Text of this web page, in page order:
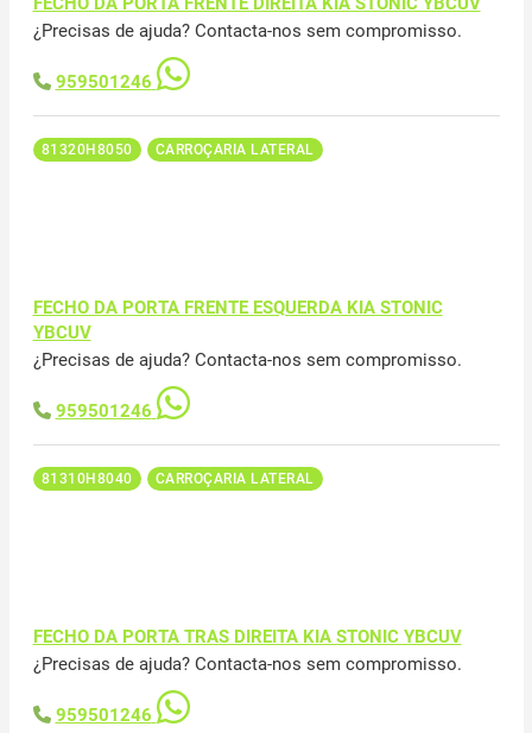
¿Precisas de ajuda? Contacta-nos sem compromisso.
959501246
81320H8050 CARROÇARIA LATERAL
FECHO DA PORTA FRENTE ESQUERDA KIA STONIC
YBCUV
¿Precisas de ajuda? Contacta-nos sem compromisso.
959501246
81310H8040 CARROÇARIA LATERAL
FECHO DA PORTA TRAS DIREITA KIA STONIC YBCUV
¿Precisas de ajuda? Contacta-nos sem compromisso.
959501246